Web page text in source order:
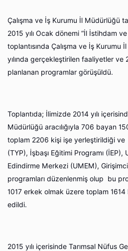
Çalışma ve İş Kurumu İl Müdürlüğü
2015 yılı Ocak dönemi “İl İstihdam
toplantısında Çalışma ve İş Kurumu
yılında gerçekleştirilen faaliyetler ve
planlanan programlar görüşüldü.
Toplantıda; İlimizde 2014 yılı
Müdürlüğü aracılığıyla 706 bayan
toplam 2206 kişi işe yerleştirildiği ve
(TYP), İşbaşı Eğitimi Programı (İEP),
Edindirme Merkezi (UMEM),
programları düzenlenmiş olup bu
1017 erkek olmak üzere toplam 1614
edildi.
2015 yılı içerisinde Tarımsal Nüfus